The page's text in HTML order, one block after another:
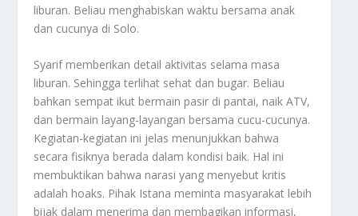
liburan. Beliau menghabiskan waktu bersama anak
dan cucunya di Solo.
Syarif memberikan detail aktivitas selama masa
liburan. Sehingga terlihat sehat dan bugar. Beliau
bahkan sempat ikut bermain pasir di pantai, naik ATV,
dan bermain layang-layangan bersama cucu-cucunya.
Kegiatan-kegiatan ini jelas menunjukkan bahwa
secara fisiknya berada dalam kondisi baik. Hal ini
membuktikan bahwa narasi yang menyebut kritis
adalah hoaks. Pihak Istana meminta masyarakat lebih
bijak dalam menerima dan membagikan informasi,